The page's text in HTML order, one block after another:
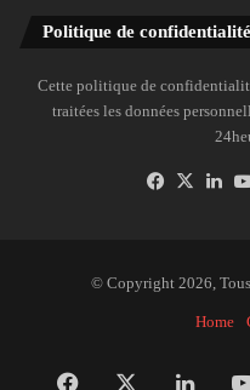
Politique de confidentialité
Cette politique de
traitées les données
Facebook
X
© Copyright 2026,
Home
Facebook